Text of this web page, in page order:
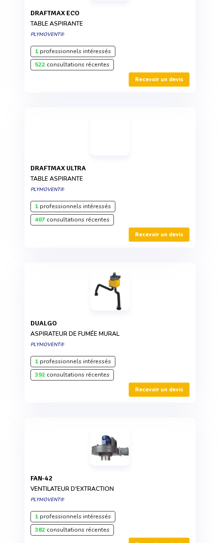
DRAFTMAX ECO
TABLE ASPIRANTE
PLYMOVENT®
1professionnels intéressés
522consultations récentes
Recevoir un devis
DRAFTMAX ULTRA
TABLE ASPIRANTE
PLYMOVENT®
1professionnels intéressés
407consultations récentes
Recevoir un devis
DUALGO
ASPIRATEUR DE FUMÉE MURAL
PLYMOVENT®
1professionnels intéressés
392consultations récentes
Recevoir un devis
FAN-42
VENTILATEUR D'EXTRACTION
PLYMOVENT®
1professionnels intéressés
382consultations récentes